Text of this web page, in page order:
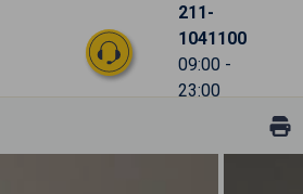
211-
1041100
09:00 -
23:00